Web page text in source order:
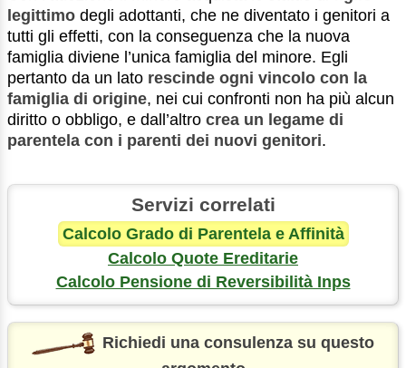
legittimo degli adottanti, che ne diventato i genitori a
tutti gli effetti, con la conseguenza che la nuova
famiglia diviene l’unica famiglia del minore. Egli
pertanto da un lato rescinde ogni vincolo con la
famiglia di origine, nei cui confronti non ha più alcun
diritto o obbligo, e dall’altro crea un legame di
parentela con i parenti dei nuovi genitori.
Servizi correlati
Calcolo Grado di Parentela e Affinità
Calcolo Quote Ereditarie
Calcolo Pensione di Reversibilità Inps
Richiedi una consulenza su questo